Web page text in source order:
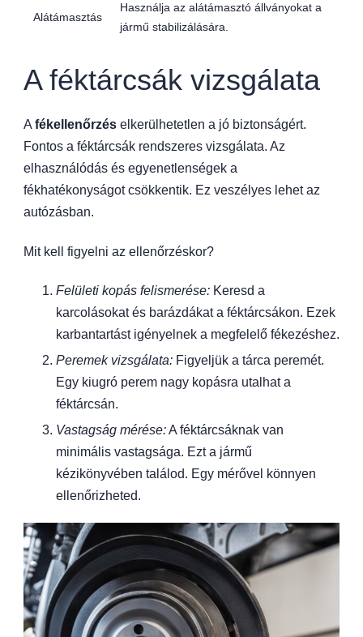
Alátámasztás
Használja az alátámasztó állványokat a
jármű stabilizálására.
A féktárcsák vizsgálata
A fékellenőrzés elkerülhetetlen a jó biztonságért.
Fontos a féktárcsák rendszeres vizsgálata. Az
elhasználódás és egyenetlenségek a
fékhatékonyságot csökkentik. Ez veszélyes lehet az
autózásban.
Mit kell figyelni az ellenőrzéskor?
Felületi kopás felismerése: Keresd a
karcolásokat és barázdákat a féktárcsákon. Ezek
karbantartást igényelnek a megfelelő fékezéshez.
Peremek vizsgálata: Figyeljük a tárca peremét.
Egy kiugró perem nagy kopásra utalhat a
féktárcsán.
Vastagság mérése:A féktárcsáknak van
minimális vastagsága. Ezt a jármű
kézikönyvében találod. Egy mérővel könnyen
ellenőrizheted.